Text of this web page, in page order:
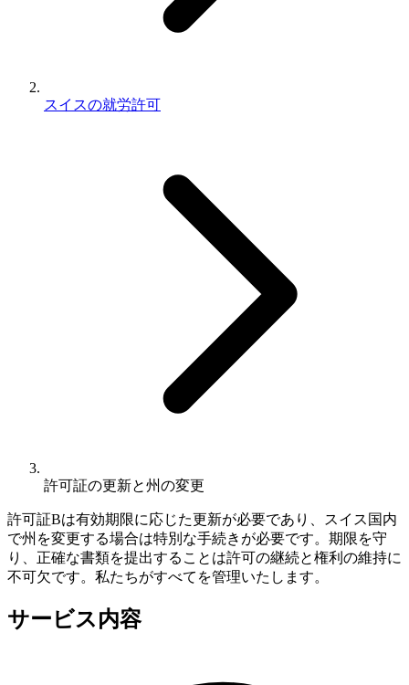
スイスの就労許可
許可証の更新と州の変更
許可証Bは有効期限に応じた更新が必要であり、スイス国内
で州を変更する場合は特別な手続きが必要です。期限を守
り、正確な書類を提出することは許可の継続と権利の維持に
不可欠です。私たちがすべてを管理いたします。
サービス内容